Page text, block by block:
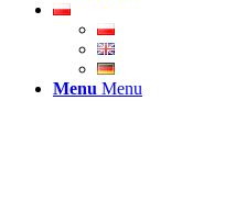
Menu Menu